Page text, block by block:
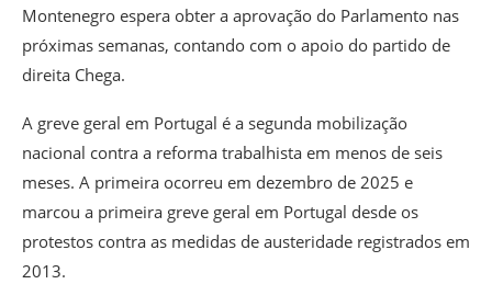
Montenegro espera obter a aprovação do Parlamento nas
próximas semanas, contando com o apoio do partido de
direita Chega.
A greve geral em Portugal é a segunda mobilização
nacional contra a reforma trabalhista em menos de seis
meses. A primeira ocorreu em dezembro de 2025 e
marcou a primeira greve geral em Portugal desde os
protestos contra as medidas de austeridade registrados em
2013.